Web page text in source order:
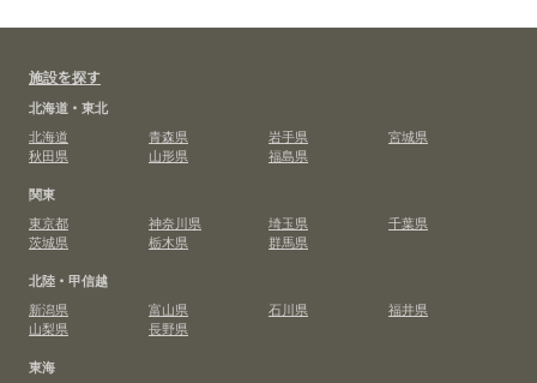
施設を探す
北海道・東北
北海道
青森県 岩手県
宮城県
秋田県
山形県
福島県
関東
東京都
神奈川県 埼玉県
千葉県
茨城県
栃木県
群馬県
北陸・甲信越
新潟県
富山県 石川県
福井県
山梨県
長野県
東海